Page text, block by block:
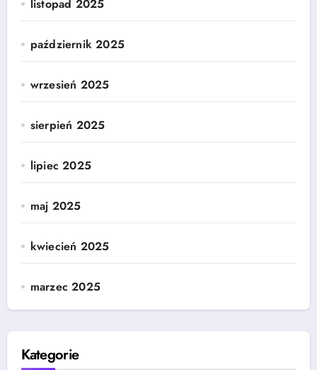
listopad 2025
październik 2025
wrzesień 2025
sierpień 2025
lipiec 2025
maj 2025
kwiecień 2025
marzec 2025
Kategorie